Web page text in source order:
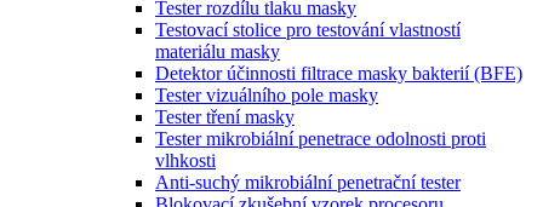
Tester rozdílu tlaku masky
Testovací stolice pro testování vlastností
materiálu masky
Detektor účinnosti filtrace masky bakterií (BFE)
Tester vizuálního pole masky
Tester tření masky
Tester mikrobiální penetrace odolnosti proti
vlhkosti
Anti-suchý mikrobiální penetrační tester